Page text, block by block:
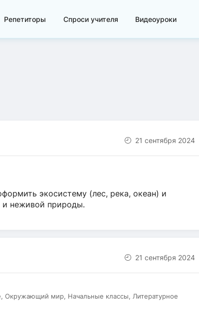
Репетиторы Спроси учителя Видеоуроки
21 сентября 2024
экосистему (лес, река, океан) и
и неживой природы.
21 сентября 2024
Окружающий мир, Начальные классы, Литературное